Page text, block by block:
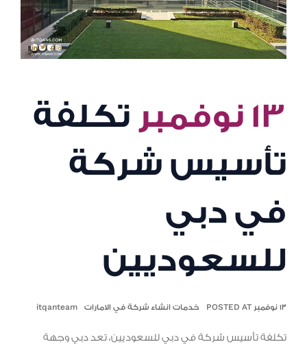
١٣ نوفمبر
تكلفة
تأسيس شركة
في دبي
للسعوديين
١٣ نوفمبر POSTED AT خدمات انشاء شركة في الامارات itqanteam
تكلفة تأسيس شركة في دبي للسعوديين، تعد دبي وجهة